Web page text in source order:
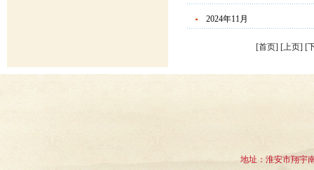
2024年11月
[首页] [上页] [
地址：淮安市翔宇